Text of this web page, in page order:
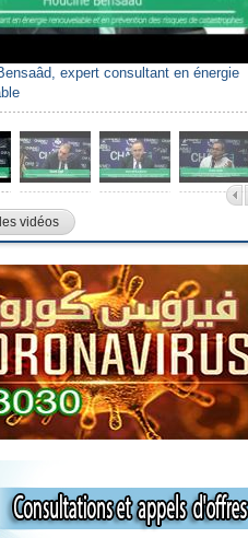
expert consultant en énergie
vidéos